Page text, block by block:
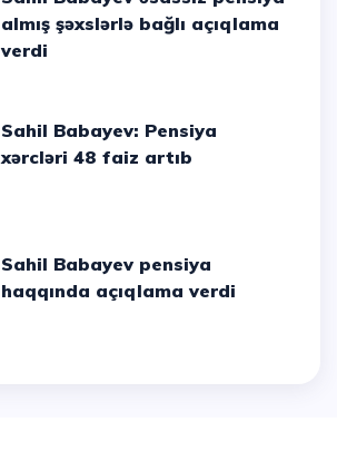
almış şəxslərlə bağlı açıqlama
verdi
Sahil Babayev: Pensiya
xərcləri 48 faiz artıb
Sahil Babayev pensiya
haqqında açıqlama verdi